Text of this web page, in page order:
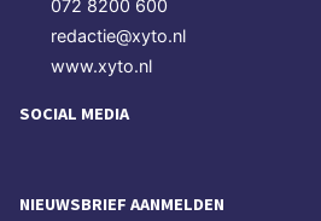
072 8200 600
redactie@xyto.nl
www.xyto.nl
SOCIAL MEDIA
NIEUWSBRIEF AANMELDEN